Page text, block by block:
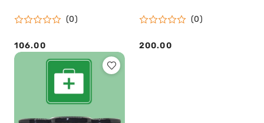
(0)
Cena:
106.00
(0)
Cena:
200.00